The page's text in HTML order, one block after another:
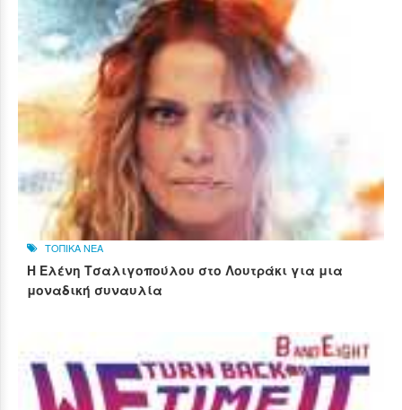
ΤΟΠΙΚΑ ΝΕΑ
Η Ελένη Τσαλιγοπούλου στο Λουτράκι για μια
μοναδική συναυλία